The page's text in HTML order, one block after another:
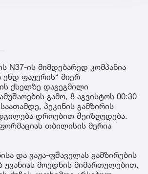
N37-ის მიმდებარედ კომპანია
ენდ ფაუერის“ მიერ
ქსელზე დაგეგმილი
გამო, 8 აგვისტოს 00:30
პეკინის გამზირის
დროებით შეიზღუდება.
თბილისის მერია
და ვაჟა-ფშაველას გამზირების
ჟვანიას მოედნის მიმართულებით,